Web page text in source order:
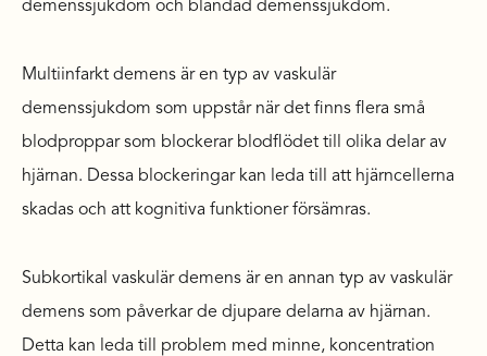
demenssjukdom och blandad demenssjukdom.
Multiinfarkt demens är en typ av vaskulär
demenssjukdom som uppstår när det finns flera små
blodproppar som blockerar blodflödet till olika delar av
hjärnan. Dessa blockeringar kan leda till att hjärncellerna
skadas och att kognitiva funktioner försämras.
Subkortikal vaskulär demens är en annan typ av vaskulär
demens som påverkar de djupare delarna av hjärnan.
Detta kan leda till problem med minne, koncentration